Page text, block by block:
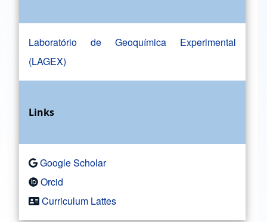
Laboratório de Geoquímica Experimental
(LAGEX)
Links
Google Scholar
Orcid
Curriculum Lattes